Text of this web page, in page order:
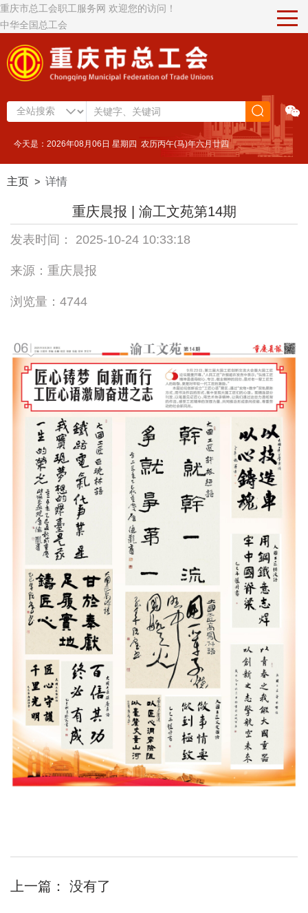
重庆市总工会职工服务网 欢迎您的访问！
中华全国总工会
今天是：2026年08月06日 星期四 农历丙午(马)年六月廿四
主页 > 详情
重庆晨报 | 渝工文苑第14期
发表时间： 2025-10-24 10:33:18
来源：重庆晨报
浏览量：4744
上一篇： 没有了